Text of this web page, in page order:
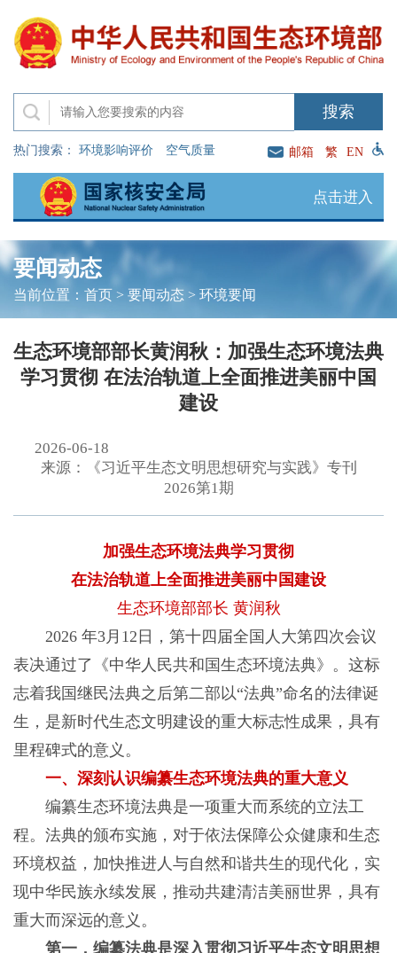
热门搜索： 环境影响评价 空气质量 邮箱 繁 EN
点击进入
要闻动态
当前位置： 首页> 要闻动态 > 环境要闻
生态环境部部长黄润秋：加强生态环境法典
学习贯彻 在法治轨道上全面推进美丽中国
建设
2026-06-18
来源：《习近平生态文明思想研究与实践》专刊
2026第1期
加强生态环境法典学习贯彻
在法治轨道上全面推进美丽中国建设
生态环境部部长 黄润秋
2026 年3月12日，第十四届全国人大第四次会议
表决通过了《中华人民共和国生态环境法典》。这标
志着我国继民法典之后第二部以“法典”命名的法律诞
生，是新时代生态文明建设的重大标志性成果，具有
里程碑式的意义。
一、深刻认识编纂生态环境法典的重大意义
编纂生态环境法典是一项重大而系统的立法工
程。法典的颁布实施，对于依法保障公众健康和生态
环境权益，加快推进人与自然和谐共生的现代化，实
现中华民族永续发展，推动共建清洁美丽世界，具有
重大而深远的意义。
第一，编纂法典是深入贯彻习近平生态文明思想